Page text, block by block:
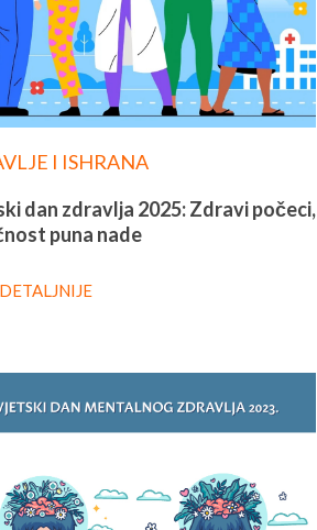
I ISHRANA
dan zdravlja 2025: Zdravi počeci,
puna nade